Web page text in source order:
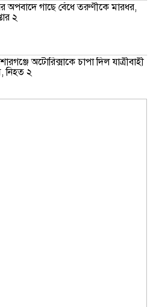
অপবাদে গাছে বেঁধে তরুণীকে মারধর,
২
অটোরিক্সাকে চাপা দিল যাত্রীবাহী
নিহত ২